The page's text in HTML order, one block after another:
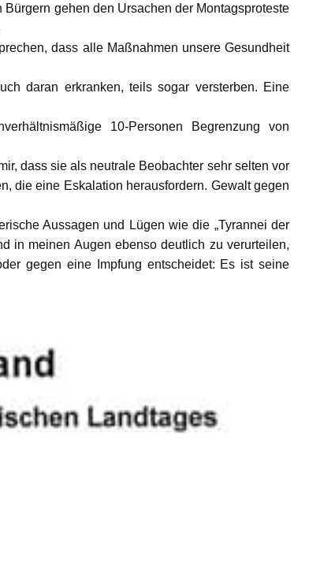
gehen den Ursachen der Montagsproteste
dass alle Maßnahmen unsere Gesundheit
daran erkranken, teils sogar versterben. Eine
10-Personen Begrenzung von
dass sie als neutrale Beobachter sehr selten vor
die eine Eskalation herausfordern. Gewalt gegen
Aussagen und Lügen wie die „Tyrannei der
in meinen Augen ebenso deutlich zu verurteilen,
gegen eine Impfung entscheidet: Es ist seine